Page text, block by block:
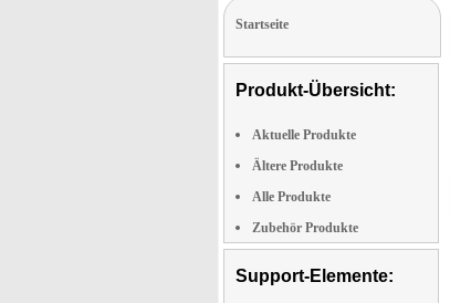
Startseite
Produkt-Übersicht:
Aktuelle Produkte
Ältere Produkte
Alle Produkte
Zubehör Produkte
Support-Elemente: